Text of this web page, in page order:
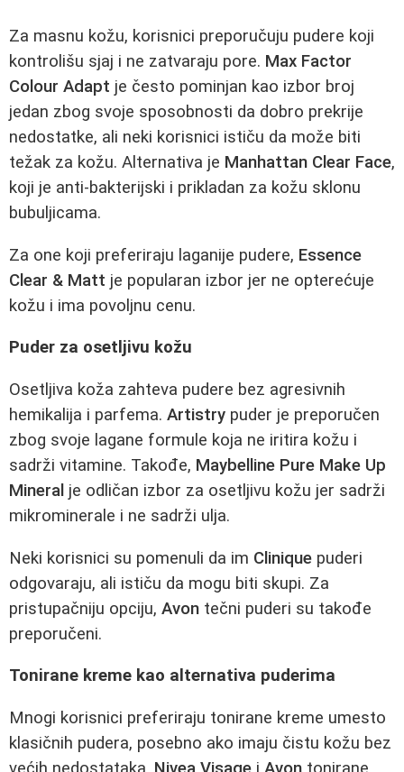
Za masnu kožu, korisnici preporučuju pudere koji
kontrolišu sjaj i ne zatvaraju pore. Max Factor
Colour Adapt je često pominjan kao izbor broj
jedan zbog svoje sposobnosti da dobro prekrije
nedostatke, ali neki korisnici ističu da može biti
težak za kožu. Alternativa je Manhattan Clear Face,
koji je anti-bakterijski i prikladan za kožu sklonu
bubuljicama.
Za one koji preferiraju laganije pudere, Essence
Clear & Matt je popularan izbor jer ne opterećuje
kožu i ima povoljnu cenu.
Puder za osetljivu kožu
Osetljiva koža zahteva pudere bez agresivnih
hemikalija i parfema. Artistry puder je preporučen
zbog svoje lagane formule koja ne iritira kožu i
sadrži vitamine. Takođe, Maybelline Pure Make Up
Mineral je odličan izbor za osetljivu kožu jer sadrži
mikrominerale i ne sadrži ulja.
Neki korisnici su pomenuli da im Clinique puderi
odgovaraju, ali ističu da mogu biti skupi. Za
pristupačniju opciju, Avon tečni puderi su takođe
preporučeni.
Tonirane kreme kao alternativa puderima
Mnogi korisnici preferiraju tonirane kreme umesto
klasičnih pudera, posebno ako imaju čistu kožu bez